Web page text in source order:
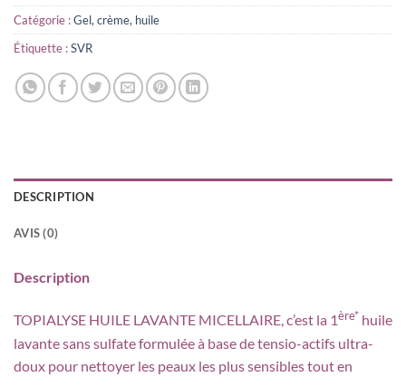
Catégorie :Gel, crème, huile
Étiquette :SVR
DESCRIPTION
AVIS (0)
Description
TOPIALYSE HUILE LAVANTE MICELLAIRE, c’est la 1ère* huile
lavante sans sulfate formulée à base de tensio-actifs ultra-
doux pour nettoyer les peaux les plus sensibles tout en